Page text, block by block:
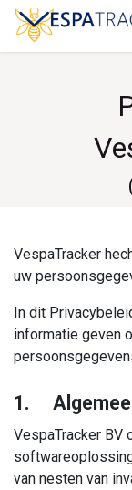
Overslaan naar
VespaTracker
uw
In dit
informatie geven
1.
VespaTracker BV
van nesten van